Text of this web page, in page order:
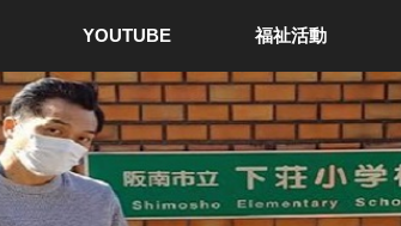
YOUTUBE 福祉活動